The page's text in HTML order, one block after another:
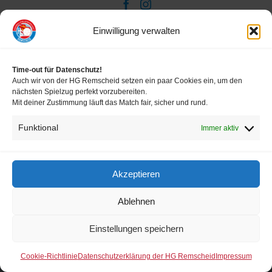
Einwilligung verwalten
Time-out für Datenschutz!
Auch wir von der HG Remscheid setzen ein paar Cookies ein, um den
nächsten Spielzug perfekt vorzubereiten.
Mit deiner Zustimmung läuft das Match fair, sicher und rund.
Funktional Immer aktiv
Akzeptieren
Ablehnen
Einstellungen speichern
Cookie-Richtlinie Datenschutzerklärung der HG Remscheid Impressum
HRW
Datenschutz Förderverein
Datenschutz HG Remscheid